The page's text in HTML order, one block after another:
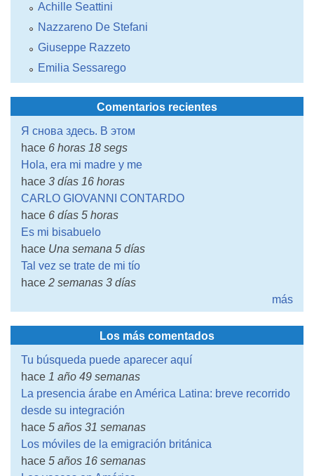
Achille Seattini
Nazzareno De Stefani
Giuseppe Razzeto
Emilia Sessarego
Comentarios recientes
Я снова здесь. В этом
hace 6 horas 18 segs
Hola, era mi madre y me
hace 3 días 16 horas
CARLO GIOVANNI CONTARDO
hace 6 días 5 horas
Es mi bisabuelo
hace Una semana 5 días
Tal vez se trate de mi tío
hace 2 semanas 3 días
más
Los más comentados
Tu búsqueda puede aparecer aquí
hace 1 año 49 semanas
La presencia árabe en América Latina: breve recorrido
desde su integración
hace 5 años 31 semanas
Los móviles de la emigración británica
hace 5 años 16 semanas